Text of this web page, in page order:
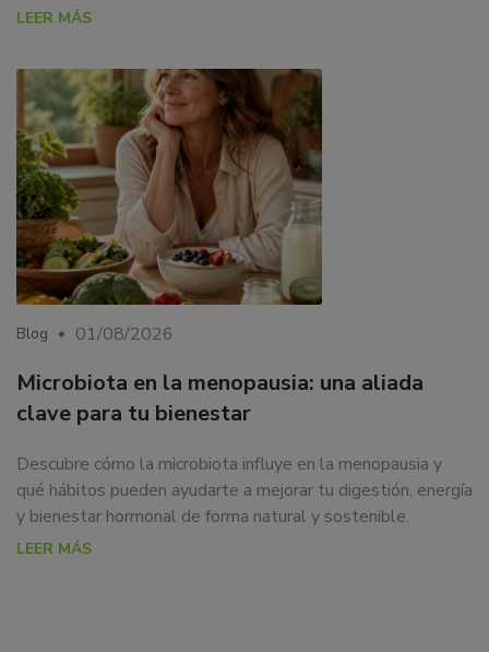
LEER MÁS
Blog 01/08/2026
Microbiota en la menopausia: una aliada
clave para tu bienestar
Descubre cómo la microbiota influye en la menopausia y
qué hábitos pueden ayudarte a mejorar tu digestión, energía
y bienestar hormonal de forma natural y sostenible.
LEER MÁS